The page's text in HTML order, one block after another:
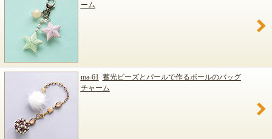
ーム
ma-61 蓄光ビーズとパールで作るボールのバッグ
チャーム